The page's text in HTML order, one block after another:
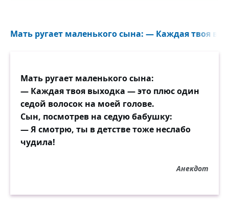
Мать ругает маленького сына: — Каждая твоя
Мать ругает маленького сына:
— Каждая твоя выходка — это плюс один
седой волосок на моей голове.
Сын, посмотрев на седую бабушку:
— Я смотрю, ты в детстве тоже неслабо
чудила!
Анекдот